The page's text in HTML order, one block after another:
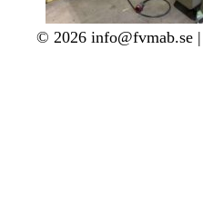
© 2026 info@fvmab.se